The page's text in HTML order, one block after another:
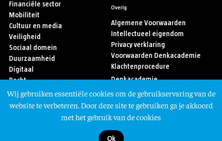
Financiële sector
Mobiliteit
Cultuur en media
Veiligheid
Sociaal domein
Duurzaamheid
Digitaal
Recht
Sport
Asiel en migratie
Overig
Algemene Voorwaarden
Intellectueel eigendom
Privacy verklaring
Voorwaarden Denkacademie
Klachtenprocedure
Denkacademie
Volg ons
Wij gebruiken essentiële cookies om de gebruikservaring van de
website te verbeteren. Door deze site te gebruiken ga je akkoord
met het gebruik van de cookies
Ok